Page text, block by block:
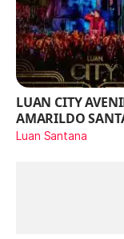
LUAN CITY
AMARILDO
Vivo)
Luan Santana